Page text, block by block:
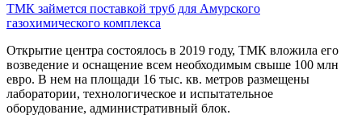
ТМК займется поставкой труб для Амурского
газохимического комплекса
Открытие центра состоялось в 2019 году, ТМК вложила его
возведение и оснащение всем необходимым свыше 100 млн
евро. В нем на площади 16 тыс. кв. метров размещены
лаборатории, технологическое и испытательное
оборудование, административный блок.